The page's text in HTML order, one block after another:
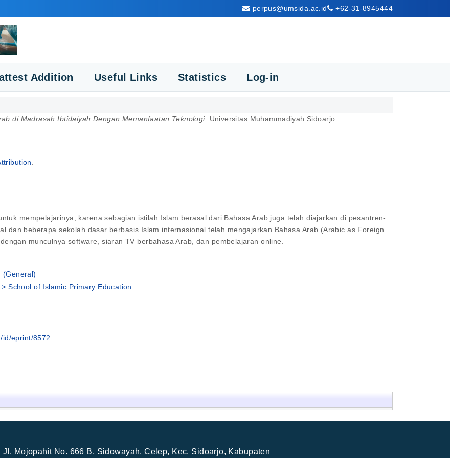
perpus@umsida.ac.id +62-31-8945444
Addition Useful Links Statistics Log-in
di Madrasah Ibtidaiyah Dengan Memanfaatan Teknologi. Universitas Muhammadiyah Sidoarjo.
mempelajarinya, karena sebagian istilah Islam berasal dari Bahasa Arab juga telah diajarkan di pesantren-
dan beberapa sekolah dasar berbasis Islam internasional telah mengajarkan Bahasa Arab (Arabic as Foreign
munculnya software, siaran TV berbahasa Arab, dan pembelajaran online.
(General)
School of Islamic Primary Education
id/eprint/8572
Jl. Mojopahit No. 666 B, Sidowayah, Celep, Kec. Sidoarjo, Kabupaten